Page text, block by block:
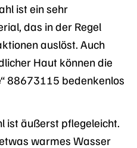
ist ein sehr
das in der Regel
auslöst. Auch
Haut können die
88673115 bedenkenlos
ist äußerst pflegeleicht.
warmes Wasser